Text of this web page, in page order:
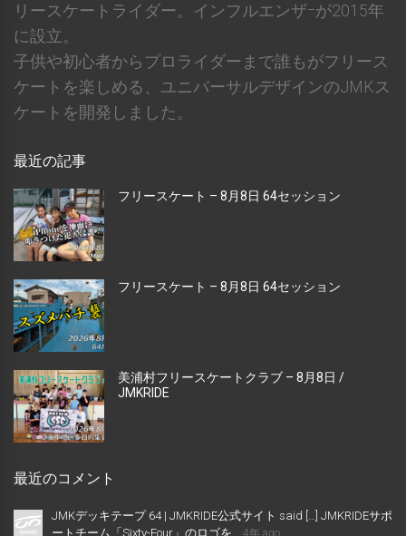
リースケートライダー。インフルエンザｰが2015年
に設立。
子供や初心者からプロライダーまで誰もがフリース
ケートを楽しめる、ユニバーサルデザインのJMKス
ケートを開発しました。
最近の記事
フリースケート – 8月8日 64セッション
フリースケート – 8月8日 64セッション
美浦村フリースケートクラブ – 8月8日 /
JMKRIDE
最近のコメント
JMKデッキテープ 64 | JMKRIDE公式サイト said […] JMKRIDEサポ
ートチーム「Sixty-Four」のロゴを...
4年 ago